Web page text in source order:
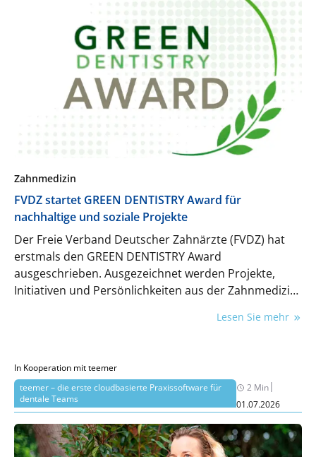
Zahnmedizin
FVDZ startet GREEN DENTISTRY Award für
nachhaltige und soziale Projekte
Der Freie Verband Deutscher Zahnärzte (FVDZ) hat
erstmals den GREEN DENTISTRY Award
ausgeschrieben. Ausgezeichnet werden Projekte,
Initiativen und Persönlichkeiten aus der Zahnmedizin
Lesen Sie mehr
In Kooperation mit teemer
teemer – die erste cloudbasierte Praxissoftware für
dentale Teams
2 Min|
01.07.2026